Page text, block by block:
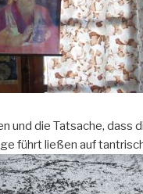
und die Tatsache, dass
führt ließen auf